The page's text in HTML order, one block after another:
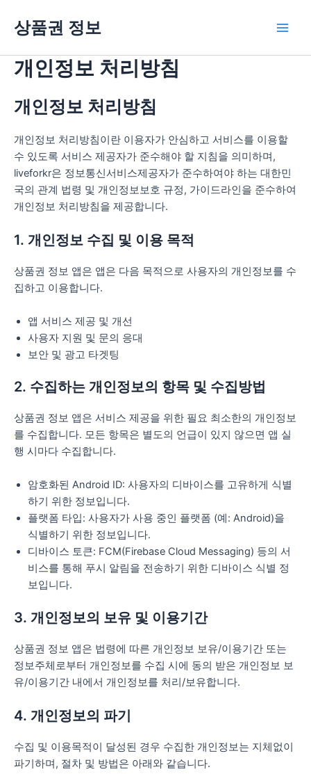
로
상품권 정보
개인정보 처리방침
개인정보 처리방침
개인정보 처리방침이란 이용자가 안심하고 서비스를 이용할
수 있도록 서비스 제공자가 준수해야 할 지침을 의미하며,
liveforkr은 정보통신서비스제공자가 준수하여야 하는 대한민
국의 관계 법령 및 개인정보보호 규정, 가이드라인을 준수하여
개인정보 처리방침을 제공합니다.
1. 개인정보 수집 및 이용 목적
상품권 정보 앱은 앱은 다음 목적으로 사용자의 개인정보를 수
집하고 이용합니다.
앱 서비스 제공 및 개선
사용자 지원 및 문의 응대
보안 및 광고 타겟팅
2. 수집하는 개인정보의 항목 및 수집방법
상품권 정보 앱은 서비스 제공을 위한 필요 최소한의 개인정보
를 수집합니다. 모든 항목은 별도의 언급이 있지 않으면 앱 실
행 시마다 수집합니다.
암호화된 Android ID: 사용자의 디바이스를 고유하게 식별
하기 위한 정보입니다.
플랫폼 타입: 사용자가 사용 중인 플랫폼 (예: Android)을
식별하기 위한 정보입니다.
디바이스 토큰: FCM(Firebase Cloud Messaging) 등의 서
비스를 통해 푸시 알림을 전송하기 위한 디바이스 식별 정
보입니다.
3. 개인정보의 보유 및 이용기간
상품권 정보 앱은 법령에 따른 개인정보 보유/이용기간 또는
정보주체로부터 개인정보를 수집 시에 동의 받은 개인정보 보
유/이용기간 내에서 개인정보를 처리/보유합니다.
4. 개인정보의 파기
수집 및 이용목적이 달성된 경우 수집한 개인정보는 지체없이
파기하며, 절차 및 방법은 아래와 같습니다.